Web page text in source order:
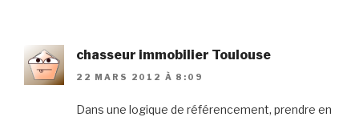
chasseur immobilier Toulouse
22 MARS 2012 À 8:09
Dans une logique de référencement, prendre en